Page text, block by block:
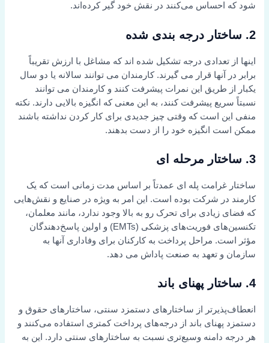
شود که احساس می‌کنند در نقش خود گیر کرده‌اند.
2. ساختار درجه بندی شده
اینها از تعدادی درجه تشکیل شده اند که مشاغل با ارزش تقریباً
برابر در آنها قرار می گیرند. کارمندان می توانند سالانه یا دو سال
یکبار از طریق این نمرات پیشرفت کنند و کارمندان می توانند
نسبتاً سریع پیشرفت کنند، به این معنی که انگیزه بالایی دارند. نکته
منفی این است که وقتی چیز جدیدی برای کار کردن نداشته باشند
ممکن است انگیزه خود را از دست بدهند.
3. ساختار مرحله ای
ساختار غرامت پله ای عمدتاً بر اساس مدت زمانی است که یک
کارمند در شرکت بوده است. این امر به ویژه در صنایع و نقش‌هایی
که فضای زیادی برای تحرک رو به بالا وجود ندارد، مانند معلمان،
تکنسین‌های فوریت‌های پزشکی (EMTs) و اولین پاسخ‌دهندگان
مؤثر است. مراحل پرداخت به کارکنان برای وفاداری آنها به
سازمان و تعهد به صنعت پاداش می دهد.
4. ساختار پهنای باند
انعطاف‌پذیرتر از ساختارهای دستمزد سنتی، ساختارهای حقوق و
دستمزد پهنای باند از درجه‌های پرداخت کمتری استفاده می‌کنند و
هر درجه دامنه وسیع‌تری نسبت به ساختارهای سنتی دارد. این به